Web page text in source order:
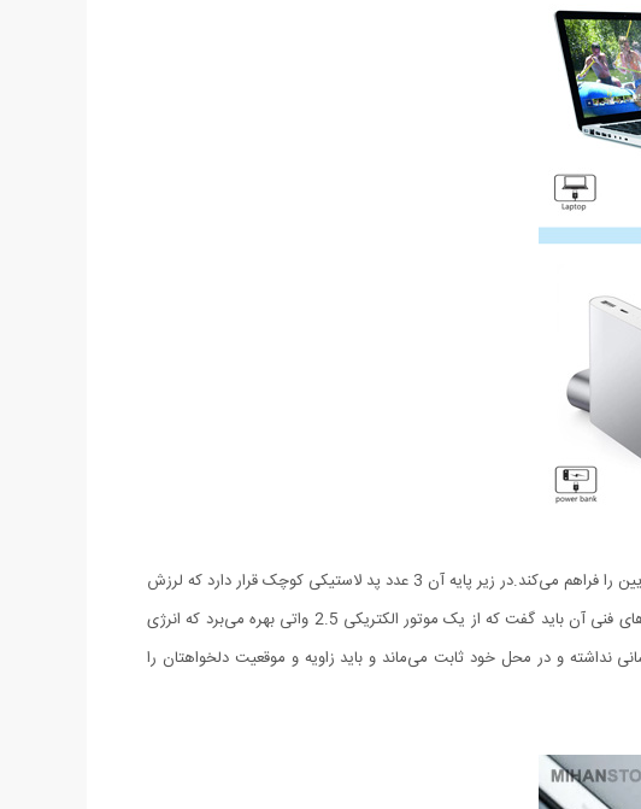
این پنکه که در ابعاد کوچکی ساخته‌شده حدود 15 سانتی‌متر قطر دارد و دارای یک‌پایه فلزی است که امکان چرخش سر پنکه به بالا و پایین را فراهم می‌کند.در زیر پایه آن 3 عدد پد لاستیکی کوچک قرار دارد که لرزش
و ارتعاش آن را روی سطوح کاهش می‌دهد. کم‌صدا و ساکت است و از ابعاد کوچک و وزن حدود 390 گرمی آن‌که بگذریم در قابلیت‌های فنی آن باید گفت که از یک موتور الکتریکی 2.5 واتی بهره می‌برد که انرژی
حرکت نوسانی نداشته و در محل خود ثابت می‌ماند و باید زاویه و موقعیت دلخواهتان را